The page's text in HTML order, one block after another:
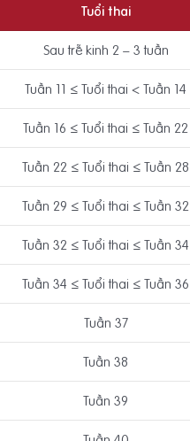
Tuổi thai
Sau trễ kinh 2 – 3 tuần
Tuần 11 ≤ Tuổi thai < Tuần 14
Tuần 16 ≤ Tuổi thai ≤ Tuần 22
Tuần 22 ≤ Tuổi thai ≤ Tuần 28
Tuần 29 ≤ Tuổi thai ≤ Tuần 32
Tuần 32 ≤ Tuổi thai ≤ Tuần 34
Tuần 34 ≤ Tuổi thai ≤ Tuần 36
Tuần 37
Tuần 38
Tuần 39